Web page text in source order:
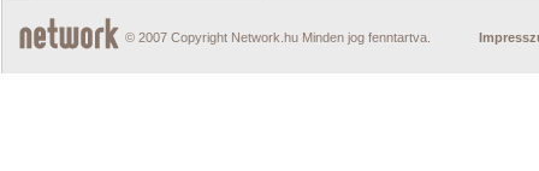
© 2007 Copyright Network.hu Minden jog fenntartva.